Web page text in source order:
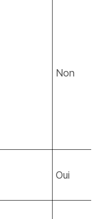
Non
Oui